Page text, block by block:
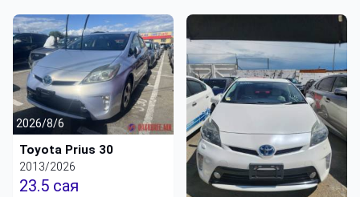
2026/8/6
Toyota Prius 30
2013/2026
23.5 сая